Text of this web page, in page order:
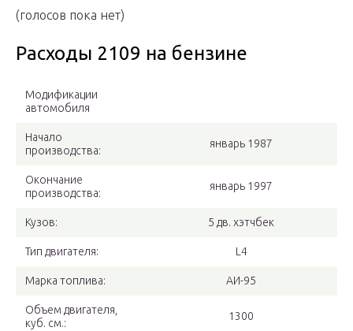
(голосов пока нет)
Расходы 2109 на бензине
Модификации
автомобиля
Начало
производства:
январь 1987
Окончание
производства:
январь 1997
Кузов: 5 дв. хэтчбек
Тип двигателя: L4
Марка топлива: АИ-95
Объем двигателя,
куб. см.:
1300